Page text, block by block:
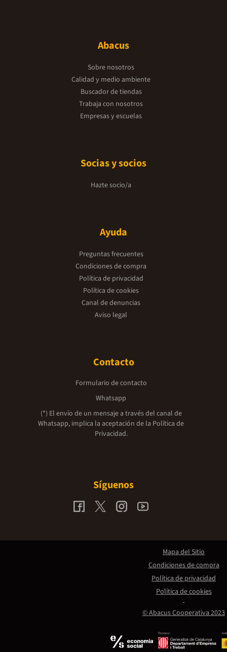
Abacus
Sobre nosotros
Calidad y medio ambiente
Buscador de tiendas
Trabaja con nosotros
Empresas y escuelas
Socias y socios
Hazte socio/a
Ayuda
Preguntas frecuentes
Condiciones de compra
Política de privacidad
Política de cookies
Canal de denuncias
Aviso legal
Contacto
Formulario de contacto
Whatsapp
(*) El envío de un mensaje a través del canal de
Whatsapp, implica la aceptación de la Política de
Privacidad.
Síguenos
Promou:
© Abacus Cooperativa 2023
Mapa del Sitio
Condiciones de compra
Política de privacidad
Política de cookies